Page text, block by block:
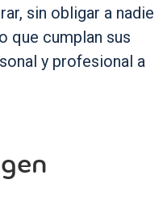
sin obligar a nadie
que cumplan sus
y profesional a